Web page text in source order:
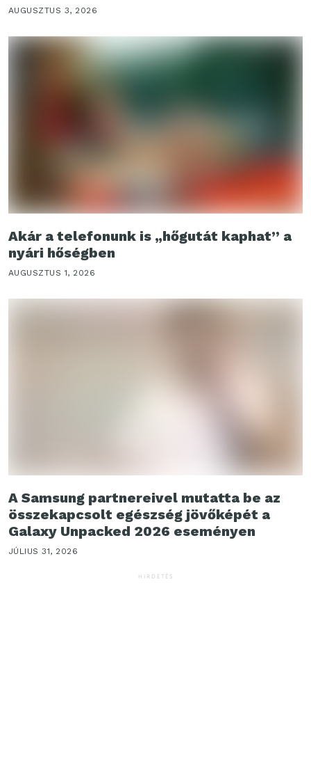
AUGUSZTUS 3, 2026
Akár a telefonunk is „hőgutát kaphat” a
nyári hőségben
AUGUSZTUS 1, 2026
A Samsung partnereivel mutatta be az
összekapcsolt egészség jövőképét a
Galaxy Unpacked 2026 eseményen
JÚLIUS 31, 2026
HIRDETÉS